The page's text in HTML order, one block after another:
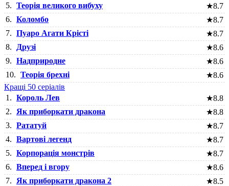
5. Теорія великого вибуху ★8.7
6. Коломбо ★8.7
7. Пуаро Агати Крісті ★8.7
8.
Друзі ★8.6
9. Надприродне ★8.6
10. Теорія брехні ★8.6
Кращі 50 серіалів
1. Король Лев ★8.8
2.
Як приборкати дракона ★8.8
3. Рататуй ★8.7
4. Вартові легенд ★8.7
5. Корпорація монстрів ★8.7
6. Вперед і вгору ★8.6
7.
Як приборкати дракона 2 ★8.5